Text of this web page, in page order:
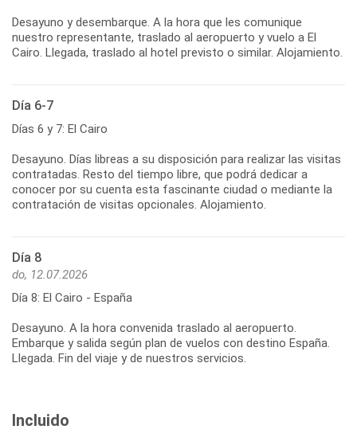
Desayuno y desembarque. A la hora que les comunique
nuestro representante, traslado al aeropuerto y vuelo a El
Cairo. Llegada, traslado al hotel previsto o similar. Alojamiento.
Día 6-7
Días 6 y 7: El Cairo
Desayuno. Días libreas a su disposición para realizar las visitas
contratadas. Resto del tiempo libre, que podrá dedicar a
conocer por su cuenta esta fascinante ciudad o mediante la
contratación de visitas opcionales. Alojamiento.
Día 8
do, 12.07.2026
Día 8: El Cairo - España
Desayuno. A la hora convenida traslado al aeropuerto.
Embarque y salida según plan de vuelos con destino España.
Llegada. Fin del viaje y de nuestros servicios.
Incluido